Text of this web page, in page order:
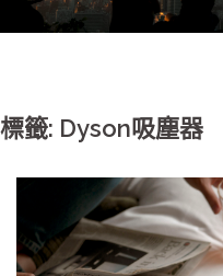
標籤: Dyson吸塵器